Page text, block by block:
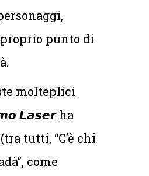
punto di
molteplici
𝙇𝙖𝙨𝙚𝙧 ha
tutti, “C’è chi
come